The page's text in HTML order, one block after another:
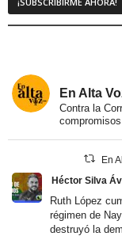
En Alta
Contra la
En
Héctor Silva
Ruth López
régimen de
destruyó la